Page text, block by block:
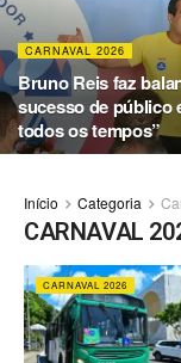
CARNAVAL 2026
Bruno Reis faz
sucesso de público
todos os tempos”
Início Categoria
CARNAVAL
CARNAVAL 2026